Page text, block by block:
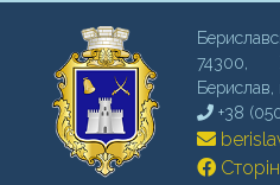
74300,
Бериcлав,
+38